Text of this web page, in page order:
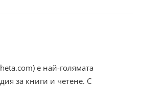
е най-голямата
за книги и четене. С